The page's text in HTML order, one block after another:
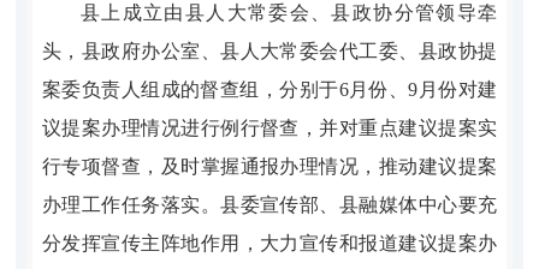
县上成立由县人大常委会
、县政协分管领导牵
头，县政府办公室 、县人大常委会代工委、县政协提
案委负责人组成的督查组，分别于6月份、9 月份对建
议提案办理情况进行例行督查，并对重点建议提案实
行专项督查，及时掌握通报办理情况，推动建议提案
办理工作任务落实。县委宣传部、县融媒体中心要充
分发挥宣传主阵地作用，大力宣传和报道建议提案办